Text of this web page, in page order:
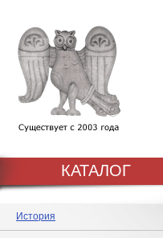
КАТАЛОГ
История